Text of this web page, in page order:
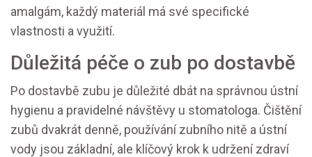
amalgám, každý materiál má své specifické
vlastnosti a využití.
Důležitá péče o zub po dostavbě
Po dostavbě zubu je důležité dbát na správnou ústní
hygienu a pravidelné návštěvy u stomatologa. Čištění
zubů dvakrát denně, používání zubního nitě a ústní
vody jsou základní, ale klíčový krok k udržení zdraví